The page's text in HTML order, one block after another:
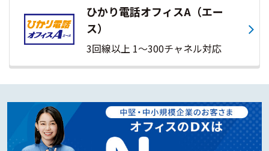
ひかり電話オフィスA（エー
ス）
3回線以上 1〜300チャネル対応
NTT西日本_AIサポート